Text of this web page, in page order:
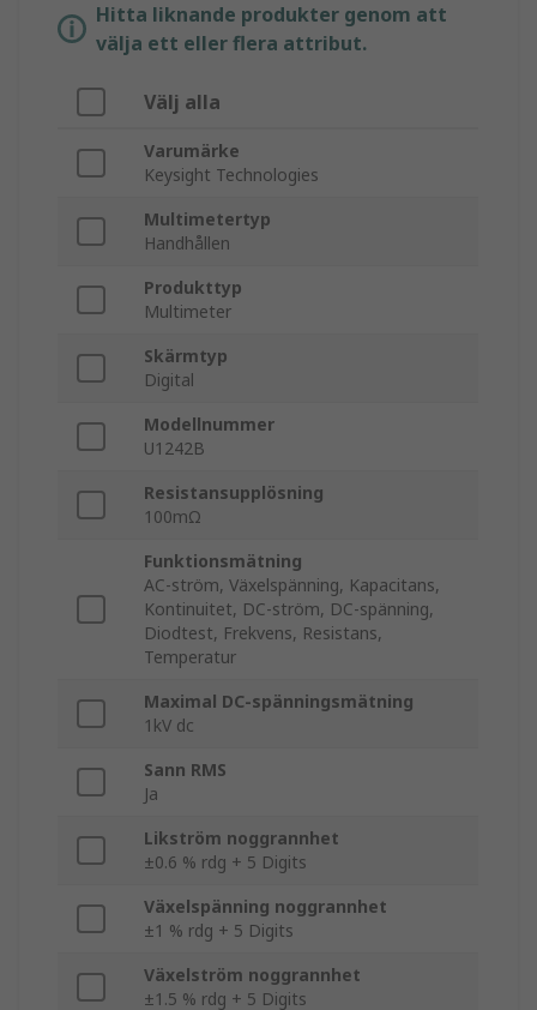
Hitta liknande produkter genom att
välja ett eller flera attribut.
Välj alla
Varumärke
Keysight Technologies
Multimetertyp
Handhållen
Produkttyp
Multimeter
Skärmtyp
Digital
Modellnummer
U1242B
Resistansupplösning
100mΩ
Funktionsmätning
AC-ström, Växelspänning, Kapacitans,
Kontinuitet, DC-ström, DC-spänning,
Diodtest, Frekvens, Resistans,
Temperatur
Maximal DC-spänningsmätning
1kV dc
Sann RMS
Ja
Likström noggrannhet
±0.6 % rdg + 5 Digits
Växelspänning noggrannhet
±1 % rdg + 5 Digits
Växelström noggrannhet
±1.5 % rdg + 5 Digits